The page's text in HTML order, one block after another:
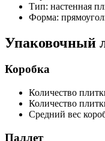
Тип: настенная
Форма:
Упаковочный
Коробка
Количество
Количество
Средний вес
Паллет